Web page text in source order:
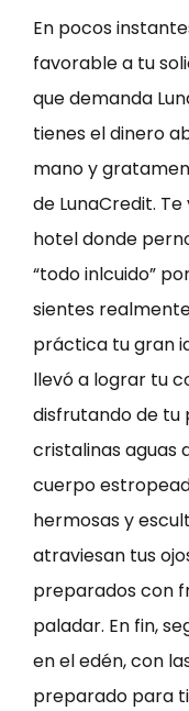
En pocos
favorable a tu
que demanda
tienes el dinero
mano y
de LunaCredit.
hotel donde
“todo inlcuido”
sientes
práctica tu gran
llevó a lograr tu
disfrutando de tu
cristalinas aguas
cuerpo
hermosas y
atraviesan tus
preparados con
paladar. En fin,
en el edén, con
preparado para